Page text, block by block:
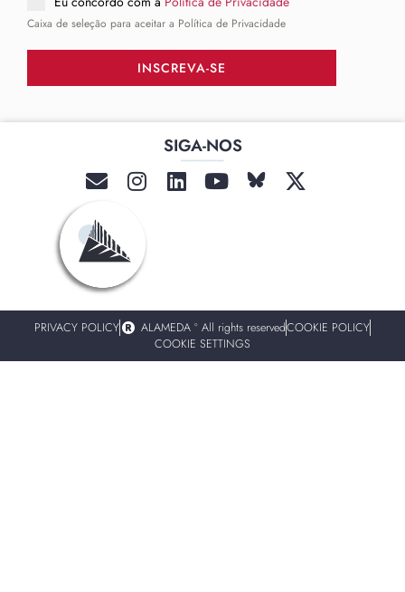
Caixa de seleção para aceitar a Política de Privacidade
INSCREVA-SE
SIGA-NOS
______
PRIVACY POLICY ALAMEDA º All rights reservedCOOKIE POLICY
COOKIE SETTINGS